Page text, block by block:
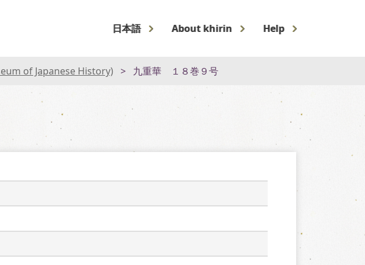
日本語 About khirin Help
of Japanese History) 九重華 １８巻９号